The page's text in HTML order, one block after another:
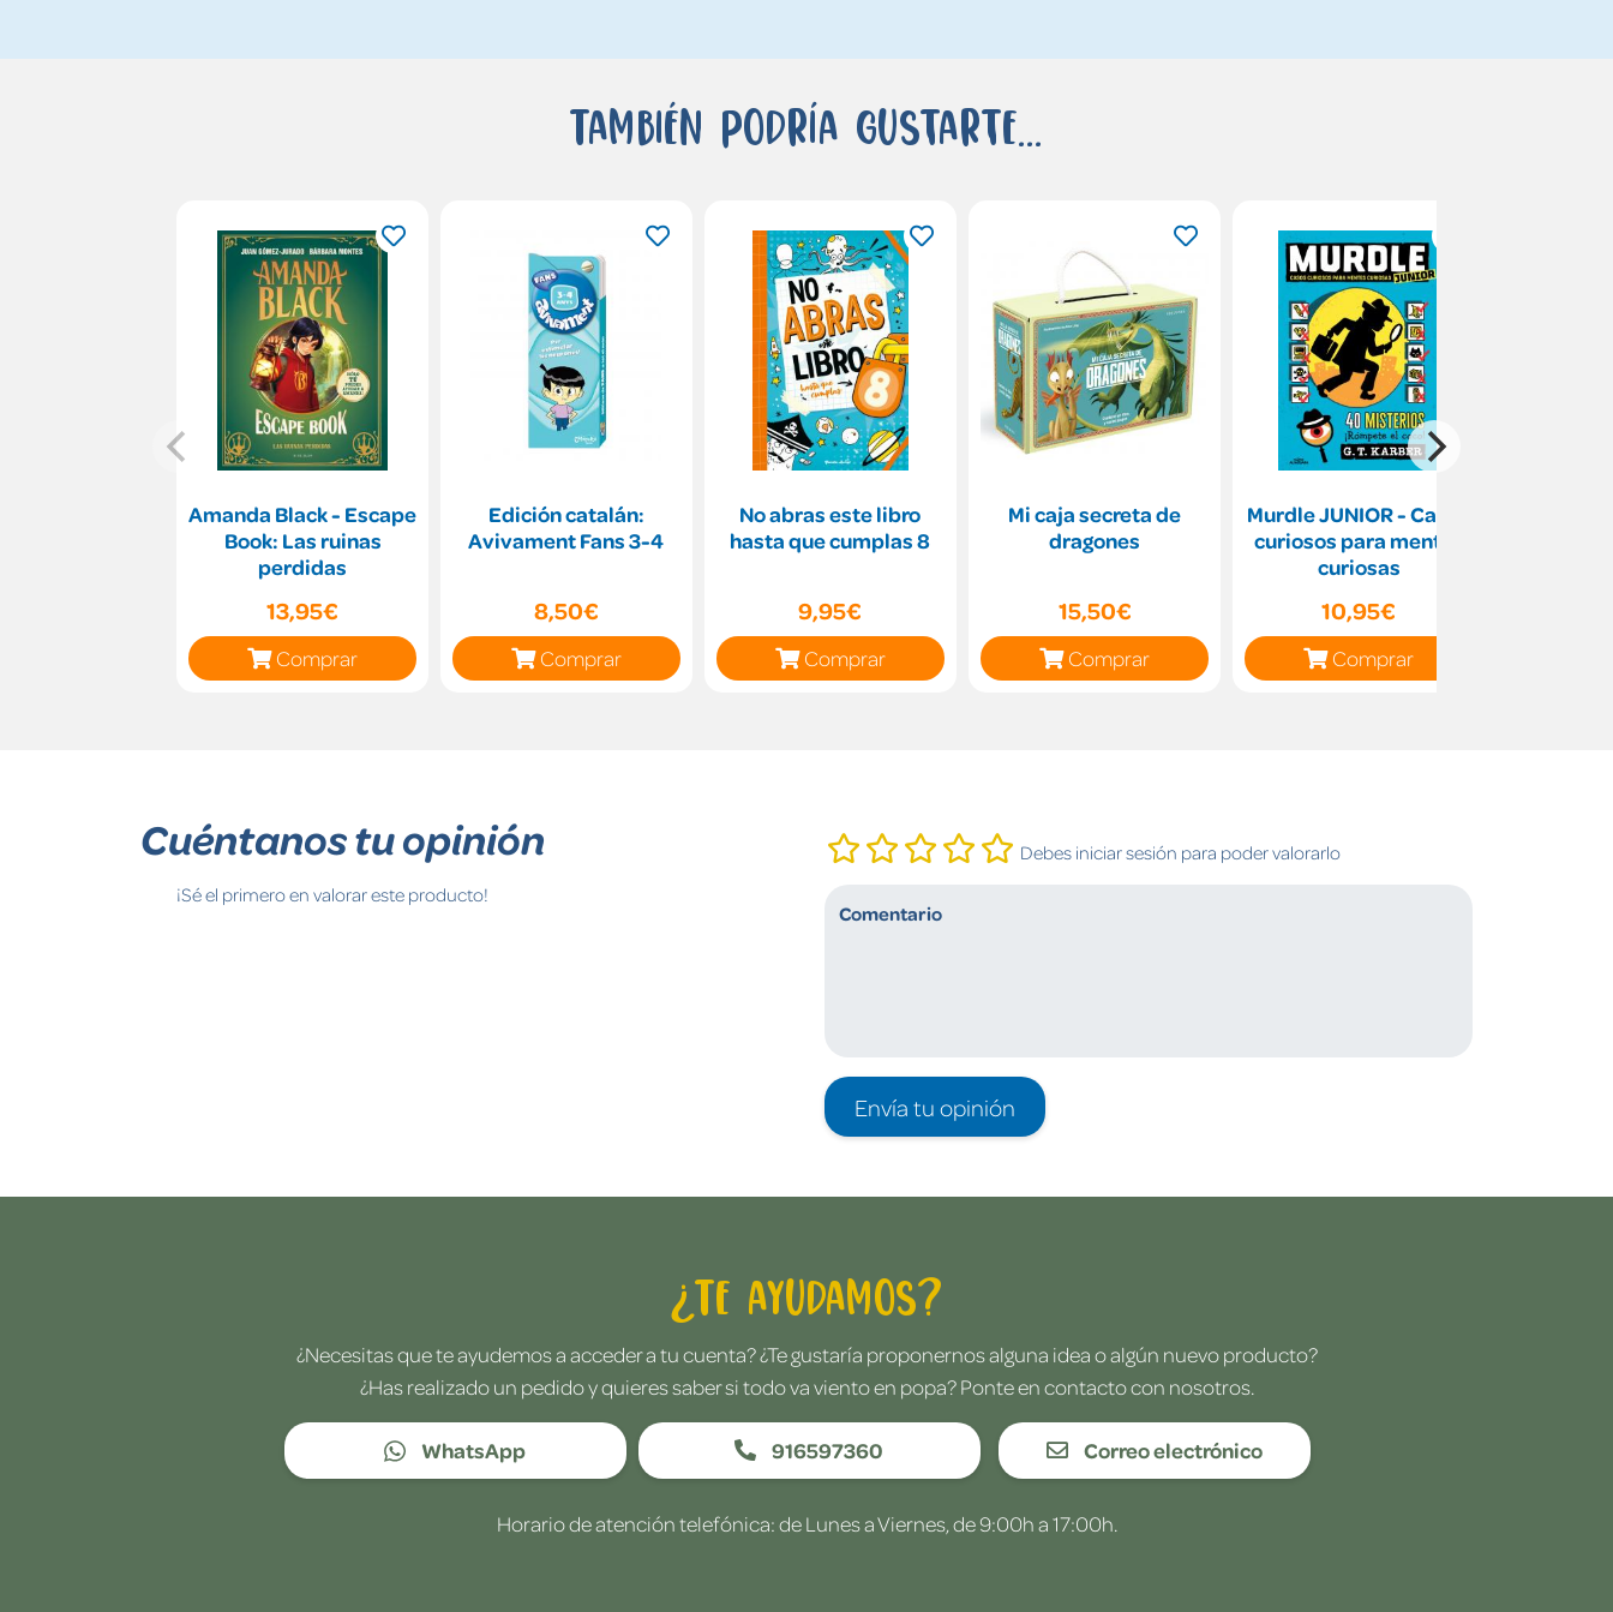
También podría gustarte...
Amanda Black - Escape
Book: Las ruinas
perdidas
13,95€
Comprar
Edición catalán:
Avivament Fans 3-4
8,50€
Comprar
No abras este libro
hasta que cumplas 8
9,95€
Comprar
Mi caja secreta de
dragones
15,50€
Comprar
Murdle JUNIOR - Casos
curiosos para mentes
curiosas
10,95€
Comprar
Cuéntanos tu opinión
¡Sé el primero en valorar este producto!
Debes iniciar sesión para poder valorarlo
Envía tu opinión
¿Te ayudamos?
¿Necesitas que te ayudemos a acceder a tu cuenta? ¿Te gustaría proponernos alguna idea o algún nuevo producto?
¿Has realizado un pedido y quieres saber si todo va viento en popa? Ponte en contacto con nosotros.
WhatsApp 916597360 Correo electrónico
Horario de atención telefónica: de Lunes a Viernes, de 9:00h a 17:00h.